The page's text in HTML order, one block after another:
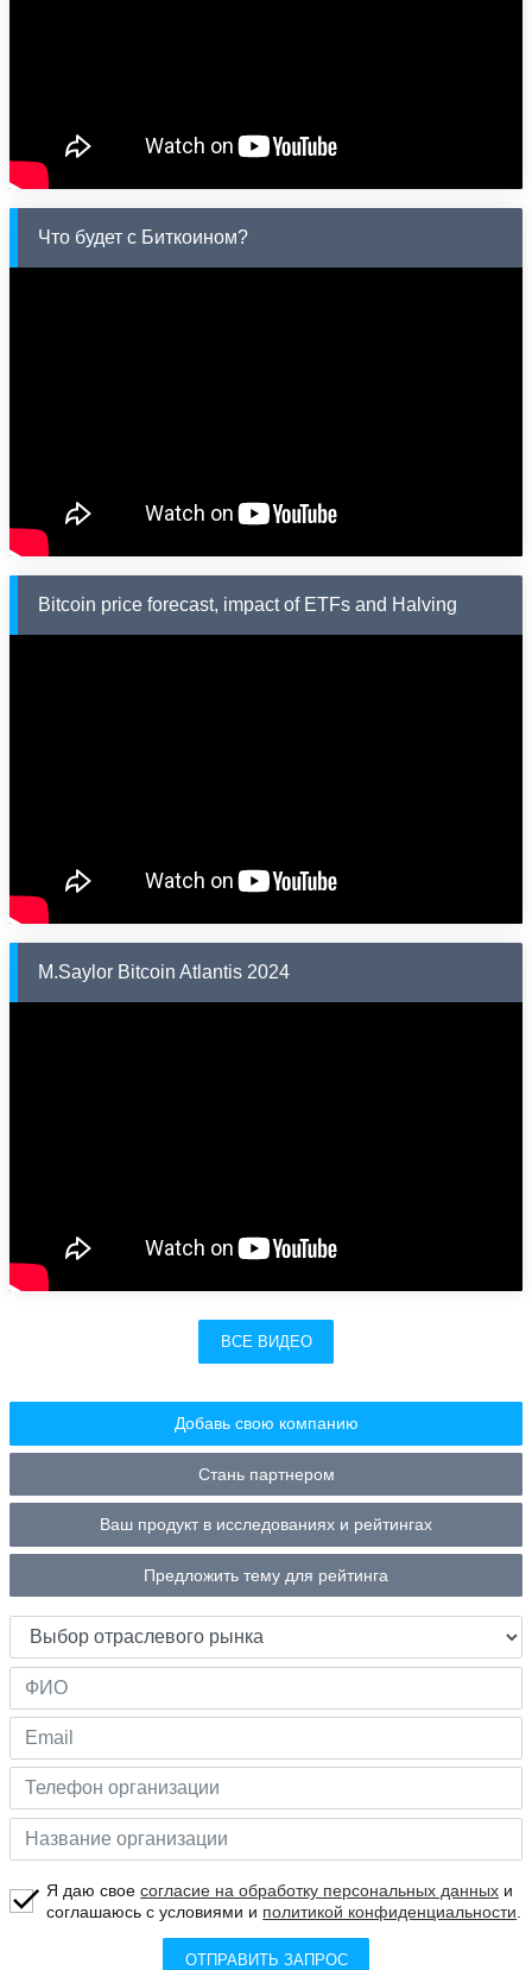
Что будет с Биткоином?
Bitcoin price forecast, impact of ETFs and Halving
M.Saylor Bitcoin Atlantis 2024
ВСЕ ВИДЕО
Добавь свою компанию
Стань партнером
Ваш продукт в исследованиях и рейтингах
Предложить тему для рейтинга
Я даю своесогласие на обработку персональных данных и
соглашаюсь с условиями и политикой конфиденциальности
ОТПРАВИТЬ ЗАПРОС